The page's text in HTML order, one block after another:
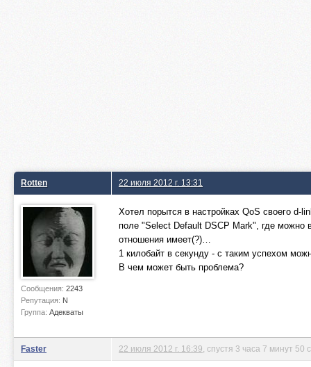
Rotten
Сообщения: 2243
Репутация: N
Группа: Адекваты
22 июля 2012 г. 13:31
Хотел порытся в настройках QoS своего d-
поле "Select Default DSCP Mark", где можно
отношения имеет(?)…
1 килобайт в секунду - с таким успехом
В чем может быть проблема?
Faster 22 июля 2012 г. 16:39 , спустя 3 часа 7 минут 50